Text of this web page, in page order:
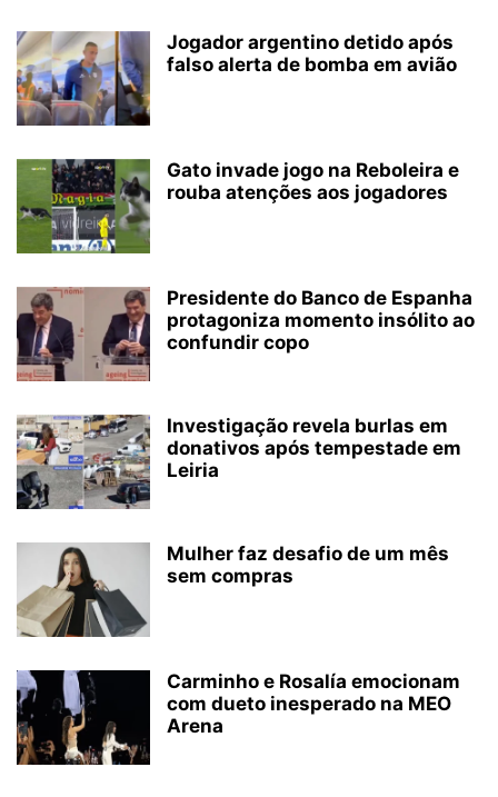
Jogador argentino detido após
falso alerta de bomba em avião
Gato invade jogo na Reboleira e
rouba atenções aos jogadores
Presidente do Banco de Espanha
protagoniza momento insólito ao
confundir copo
Investigação revela burlas em
donativos após tempestade em
Leiria
Mulher faz desafio de um mês
sem compras
Carminho e Rosalía emocionam
com dueto inesperado na MEO
Arena